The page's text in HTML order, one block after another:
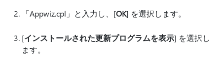
「Appwiz.cpl」と入力し、[OK] を選択します。
[インストールされた更新プログラムを表示] を選択し
ます。